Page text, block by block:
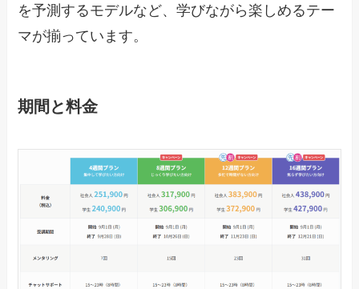
を予測するモデルなど、学びながら楽しめるテー
マが揃っています。
期間と料金